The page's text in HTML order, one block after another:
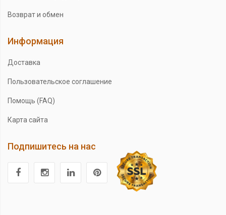
Возврат и обмен
Информация
Доставка
Пользовательское соглашение
Помощь (FAQ)
Карта сайта
Подпишитесь на нас